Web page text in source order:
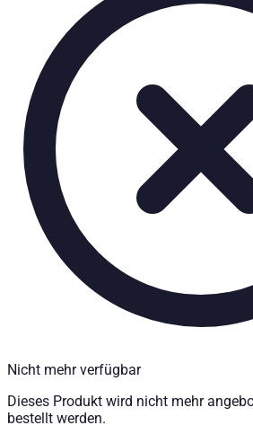
BED X-Tender -
Technische Daten
Einbauzeit
Einbaupartner erforderlich :Ja
Preis ab
€inkl. MwSt.
Fahrzeugkompatibilität
Passend für
Nissan Navara (D40) Baujahr ab
Nissan Navara (D40) Baujahr
Kategorien
Nicht mehr verfügbar
Dieses Produkt wird nicht mehr
bestellt werden.